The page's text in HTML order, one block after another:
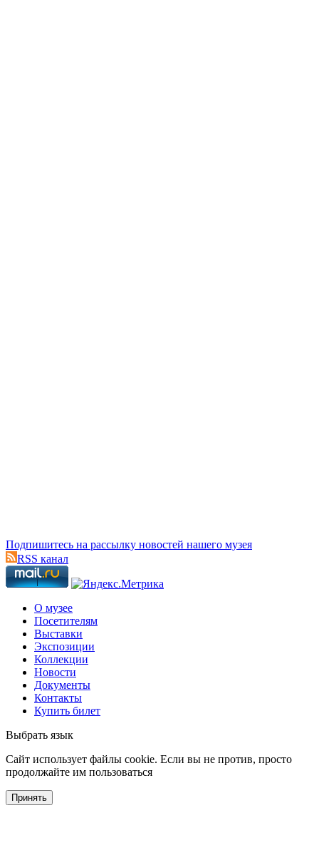
Подпишитесь на рассылку новостей нашего музея
RSS канал
О музее
Посетителям
Выставки
Экспозиции
Коллекции
Новости
Документы
Контакты
Купить билет
Выбрать язык
Cайт использует файлы cookie. Если вы не против, просто
продолжайте им пользоваться
Принять